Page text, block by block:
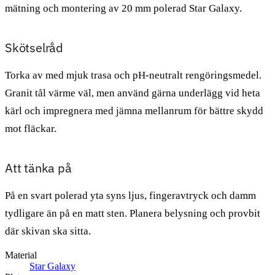
mätning och montering av 20 mm polerad Star Galaxy.
Skötselråd
Torka av med mjuk trasa och pH-neutralt rengöringsmedel.
Granit tål värme väl, men använd gärna underlägg vid heta
kärl och impregnera med jämna mellanrum för bättre skydd
mot fläckar.
Att tänka på
På en svart polerad yta syns ljus, fingeravtryck och damm
tydligare än på en matt sten. Planera belysning och provbit
där skivan ska sitta.
Material
Star Galaxy